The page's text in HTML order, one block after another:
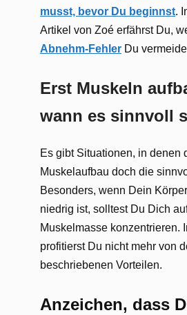
musst, bevor Du beginnst.
Artikel von Zoé erfährst Du,
Abnehm-Fehler Du
Erst Muskeln
wann es sinnvoll
Es gibt Situationen, in denen
Muskelaufbau doch die
Besonders, wenn Dein
niedrig ist, solltest Du Dich
Muskelmasse konzentrieren.
profitierst Du nicht mehr von
beschriebenen Vorteilen.
Anzeichen, dass